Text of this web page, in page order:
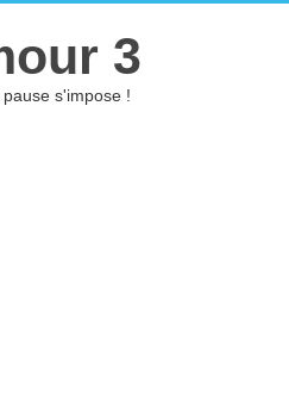
3
s'impose !